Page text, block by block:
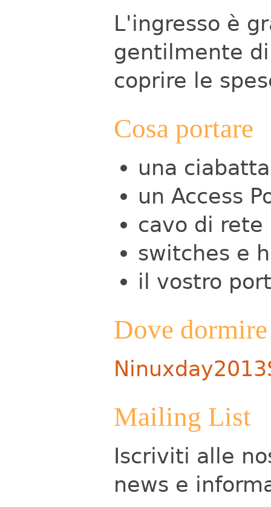
L'ingresso è
gentilmente
coprire le
Cosa portare
una
un Access
cavo di rete
switches e
il vostro
Dove dormire
Mailing List
Iscriviti alle
news e